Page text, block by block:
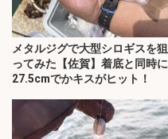
メタルジグで大型シロギスを狙
ってみた【佐賀】着底と同時に
27.5cmでかキスがヒット！